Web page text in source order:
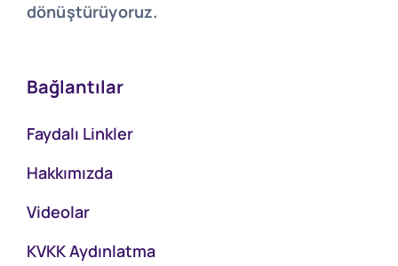
dönüştürüyoruz.
Bağlantılar
Faydalı Linkler
Hakkımızda
Videolar
KVKK Aydınlatma